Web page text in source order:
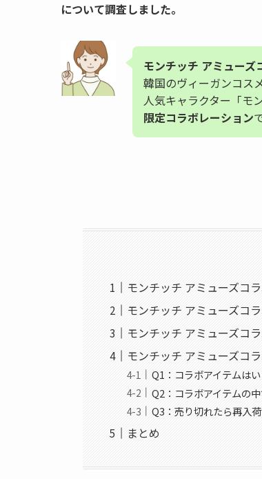
について調査しました。
モンチッチ アミューズ
韓国のヴィーガンコス
人気キャラクター「モ
限定コラボレーション
モンチッチ アミューズコ
モンチッチ アミューズコ
モンチッチ アミューズコ
モンチッチ アミューズコ
Q1：コラボアイテムは
Q2：コラボアイテムの
Q3：売り切れたら再入
まとめ